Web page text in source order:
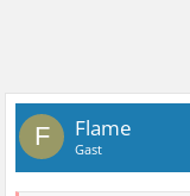
F Flame
Gast